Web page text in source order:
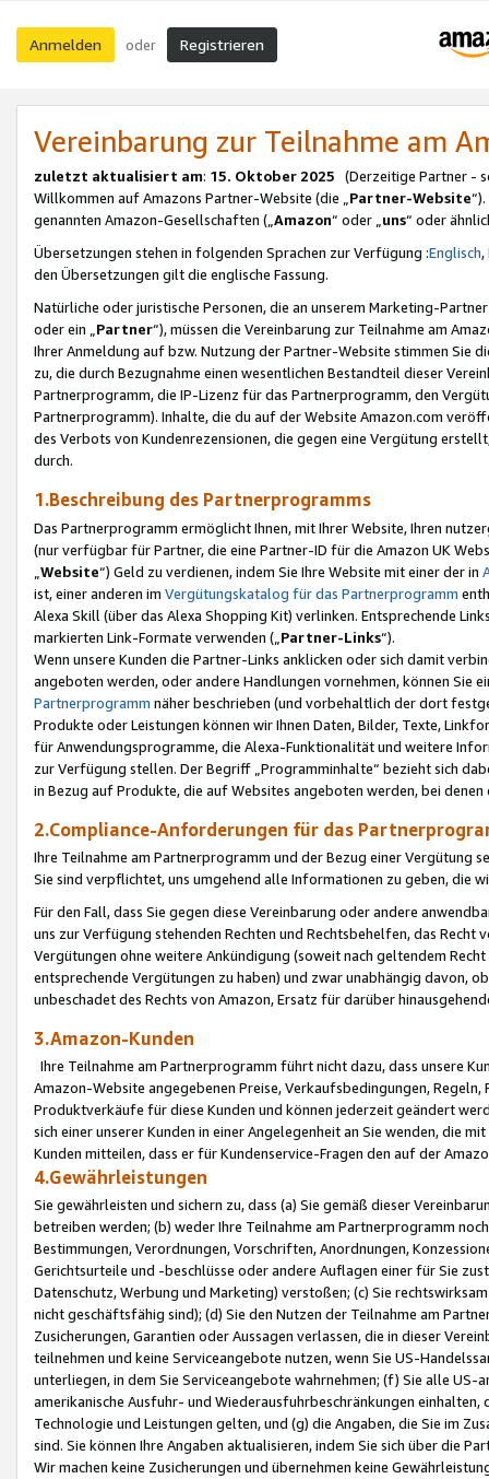
Anmelden oder Registrieren
Vereinbarung zur Teilnahme am
zuletzt aktualisiert am: 15. Oktober 2025 (Derzeitige Partner -
Willkommen auf Amazons Partner-Website (die „Partner-Website
genannten Amazon-Gesellschaften („Amazon“ oder „uns“ oder
Übersetzungen stehen in folgenden Sprachen zur Verfügung :Englisch,
den Übersetzungen gilt die englische Fassung.
Natürliche oder juristische Personen, die an unserem Marketing-
oder ein „Partner“), müssen die Vereinbarung zur Teilnahme am
Ihrer Anmeldung auf bzw. Nutzung der Partner-Website stimmen Sie
zu, die durch Bezugnahme einen wesentlichen Bestandteil dieser
Partnerprogramm, die IP-Lizenz für das Partnerprogramm, den
Partnerprogramm). Inhalte, die du auf der Website Amazon.com
des Verbots von Kundenrezensionen, die gegen eine Vergütung
durch.
1.Beschreibung des Partnerprogramms
Das Partnerprogramm ermöglicht Ihnen, mit Ihrer Website, Ihren
(nur verfügbar für Partner, die eine Partner-ID für die Amazon UK
Website“) Geld zu verdienen, indem Sie Ihre Website mit einer der in
ist, einer anderen im Vergütungskatalog für das Partnerprogramm
Alexa Skill (über das Alexa Shopping Kit) verlinken. Entsprechende
markierten Link-Formate verwenden („ Partner-Links“).
Wenn unsere Kunden die Partner-Links anklicken oder sich damit
angeboten werden, oder andere Handlungen vornehmen, können Sie
Partnerprogramm näher beschrieben (und vorbehaltlich der dort
Produkte oder Leistungen können wir Ihnen Daten, Bilder, Texte,
für Anwendungsprogramme, die Alexa-Funktionalität und weitere
zur Verfügung stellen. Der Begriff „Programminhalte“ bezieht sich
in Bezug auf Produkte, die auf Websites angeboten werden, bei
2.Compliance-Anforderungen für das
Ihre Teilnahme am Partnerprogramm und der Bezug einer Vergütung
Sie sind verpflichtet, uns umgehend alle Informationen zu geben, die
Für den Fall, dass Sie gegen diese Vereinbarung oder andere
uns zur Verfügung stehenden Rechten und Rechtsbehelfen, das
Vergütungen ohne weitere Ankündigung (soweit nach geltendem
entsprechende Vergütungen zu haben) und zwar unabhängig davon,
unbeschadet des Rechts von Amazon, Ersatz für darüber
3.Amazon-Kunden
Ihre Teilnahme am Partnerprogramm führt nicht dazu, dass unsere
Amazon-Website angegebenen Preise, Verkaufsbedingungen,
Produktverkäufe für diese Kunden und können jederzeit geändert
sich einer unserer Kunden in einer Angelegenheit an Sie wenden, die
Kunden mitteilen, dass er für Kundenservice-Fragen den auf der
4.Gewährleistungen
Sie gewährleisten und sichern zu, dass (a) Sie gemäß dieser
betreiben werden; (b) weder Ihre Teilnahme am Partnerprogramm
Bestimmungen, Verordnungen, Vorschriften, Anordnungen,
Gerichtsurteile und -beschlüsse oder andere Auflagen einer für Sie
Datenschutz, Werbung und Marketing) verstoßen; (c) Sie
nicht geschäftsfähig sind); (d) Sie den Nutzen der Teilnahme am
Zusicherungen, Garantien oder Aussagen verlassen, die in dieser
teilnehmen und keine Serviceangebote nutzen, wenn Sie US-
unterliegen, in dem Sie Serviceangebote wahrnehmen; (f) Sie alle
amerikanische Ausfuhr- und Wiederausfuhrbeschränkungen
Technologie und Leistungen gelten, und (g) die Angaben, die Sie im
sind. Sie können Ihre Angaben aktualisieren, indem Sie sich über die
Wir machen keine Zusicherungen und übernehmen keine